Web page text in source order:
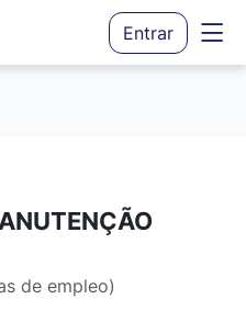
Entrar
de empleo)